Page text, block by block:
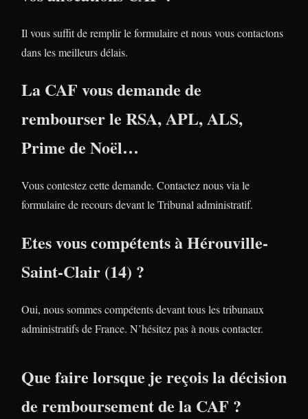
Il vous suffit de remplir le formulaire et nous vous contactons
dans les meilleurs délais.
La CAF vous demande de
rembourser le RSA, APL, ALS,
Prime de Noël…
Vous contestez cette demande. Contactez nous via le
formulaire de recours devant le Tribunal administratif.
Etes vous compétents à Hérouville-
Saint-Clair (14) ?
Oui, nous sommes compétents devant tous les tribunaux
administratifs de France. N’hésitez pas à nous contacter.
Que faire lorsque je reçois la décision
de remboursement de la CAF ?